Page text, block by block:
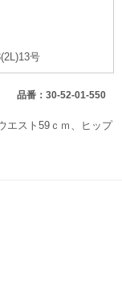
号
品番：30-52-01-550
エスト59ｃｍ、ヒップ